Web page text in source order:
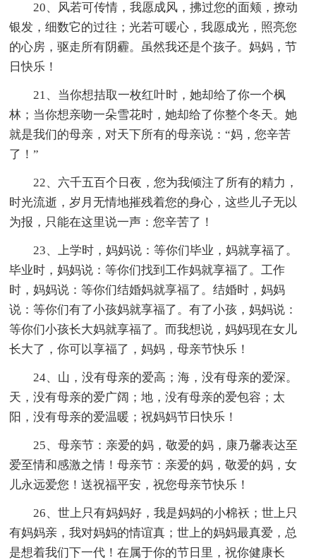
20、风若可传情，我愿成风，拂过您的面颊，撩动
银发，细数它的过往；光若可暖心，我愿成光，照亮您
的心房，驱走所有阴霾。虽然我还是个孩子。妈妈，节
日快乐！
21、当你想拮取一枚红叶时，她却给了你一个枫
林；当你想亲吻一朵雪花时，她却给了你整个冬天。她
就是我们的母亲，对天下所有的母亲说：“妈，您辛苦
了！”
22、六千五百个日夜，您为我倾注了所有的精力，
时光流逝，岁月无情地摧残着您的身心，这些儿子无以
为报，只能在这里说一声：您辛苦了！
23、上学时，妈妈说：等你们毕业，妈就享福了。
毕业时，妈妈说：等你们找到工作妈就享福了。工作
时，妈妈说：等你们结婚妈就享福了。结婚时，妈妈
说：等你们有了小孩妈就享福了。有了小孩，妈妈说：
等你们小孩长大妈就享福了。而我想说，妈妈现在女儿
长大了，你可以享福了，妈妈，母亲节快乐！
24、山，没有母亲的爱高；海，没有母亲的爱深。
天，没有母亲的爱广阔；地，没有母亲的爱包容；太
阳，没有母亲的爱温暖；祝妈妈节日快乐！
25、母亲节：亲爱的妈，敬爱的妈，康乃馨表达至
爱至情和感激之情！母亲节：亲爱的妈，敬爱的妈，女
儿永远爱您！送祝福平安，祝您母亲节快乐！
26、世上只有妈妈好，我是妈妈的小棉袄；世上只
有妈妈亲，我对妈妈的情谊真；世上的妈妈最真爱，总
是想着我们下一代！在属于你的节日里，祝你健康长